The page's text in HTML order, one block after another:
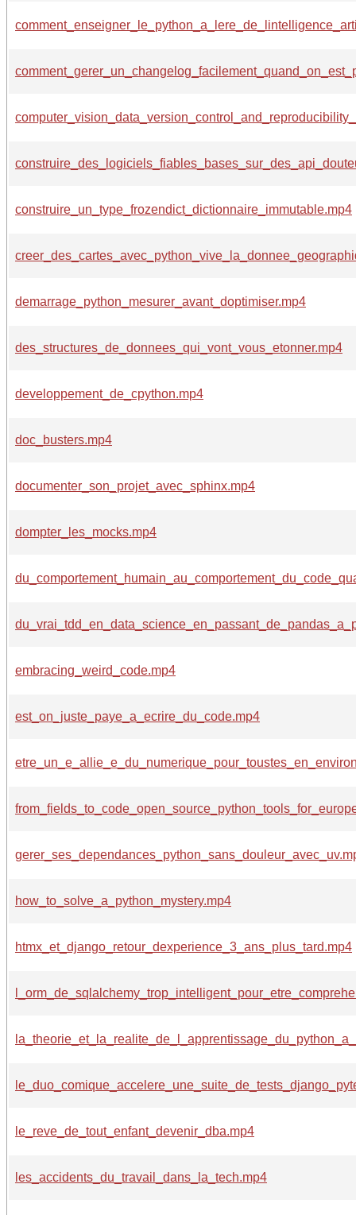
construire_un_type_frozendict_dictionnaire_immutable.mp4
demarrage_python_mesurer_avant_doptimiser.mp4
des_structures_de_donnees_qui_vont_vous_etonner.mp4
developpement_de_cpython.mp4
doc_busters.mp4
documenter_son_projet_avec_sphinx.mp4
dompter_les_mocks.mp4
embracing_weird_code.mp4
est_on_juste_paye_a_ecrire_du_code.mp4
how_to_solve_a_python_mystery.mp4
htmx_et_django_retour_dexperience_3_ans_plus_tard.mp4
le_reve_de_tout_enfant_devenir_dba.mp4
les_accidents_du_travail_dans_la_tech.mp4